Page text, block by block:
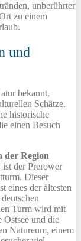
unberührter
zu einem
und
bekannt,
Schätze.
historische
einen Besuch
der Region
der Prerower
Dieser
eines der ältesten
Turm wird mit
Ostsee und die
Natureum, einem